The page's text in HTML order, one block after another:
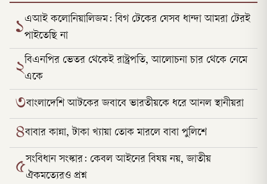
১এআই কলোনিয়ালিজম: বিগ টেকের যেসব ধান্দা আমরা টেরই
পাইতেছি না
২বিএনপির ভেতর থেকেই রাষ্ট্রপতি, আলোচনা চার থেকে নেমে
একে
৩বাংলাদেশি আটকের জবাবে ভারতীয়কে ধরে আনল স্থানীয়রা
৪বাবার কান্না, টাকা খ্যায়া তোক মারলে বাবা পুলিশে
৫সংবিধান সংস্কার: কেবল আইনের বিষয় নয়, জাতীয়
ঐকমত্যেরও প্রশ্ন